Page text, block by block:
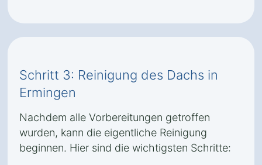
Schritt 3: Reinigung des Dachs in
Ermingen
Nachdem alle Vorbereitungen getroffen
wurden, kann die eigentliche Reinigung
beginnen. Hier sind die wichtigsten Schritte: